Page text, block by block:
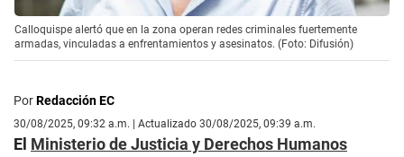
Calloquispe alertó que en la zona operan redes criminales fuertemente
armadas, vinculadas a enfrentamientos y asesinatos. (Foto: Difusión)
PorRedacción EC
30/08/2025, 09:32 a.m. | Actualizado 30/08/2025, 09:39 a.m.
El Ministerio de Justicia y Derechos Humanos